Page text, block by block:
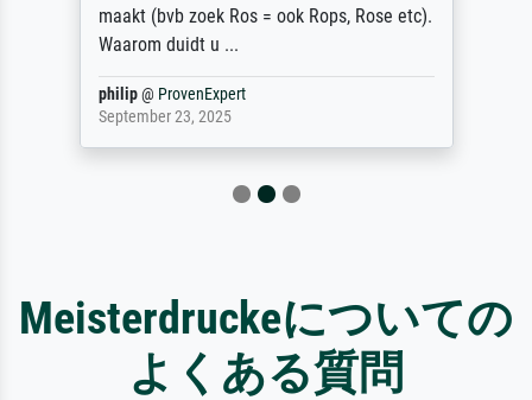
maakt (bvb zoek Ros = ook Rops, Rose etc).
Waarom duidt u ...
philip@ ProvenExpert
September 23, 2025
Meisterdruckeについての
よくある質問